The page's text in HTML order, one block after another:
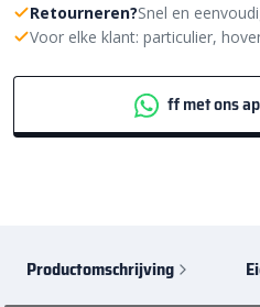
Retourneren?Snel en
Voor elke klant: particulier,
ff met ons
Productomschrijving